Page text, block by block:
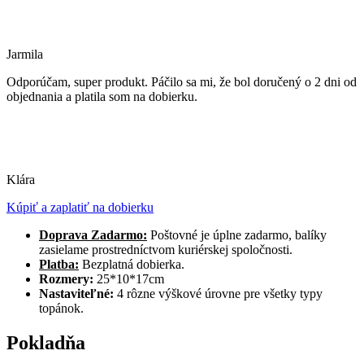
Jarmila
Odporúčam, super produkt. Páčilo sa mi, že bol doručený o 2 dni od
objednania a platila som na dobierku.
Klára
Kúpiť a zaplatiť na dobierku
Doprava Zadarmo: Poštovné je úplne zadarmo, balíky
zasielame prostredníctvom kuriérskej spoločnosti.
Platba: Bezplatná dobierka.
Rozmery: 25*10*17cm
Nastaviteľné: 4 rôzne výškové úrovne pre všetky typy
topánok.
Pokladňa